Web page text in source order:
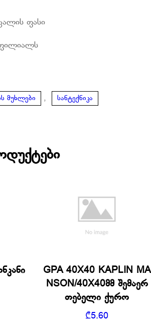
ფასი
ფილიალს
მუხლები , სანტექნიკა
GPA 40X40 KAPLIN MA
NSON/40X40მმ შემაერ
თებელი ქურო
₾5.60